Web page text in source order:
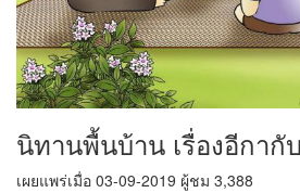
นิทานพื้นบ้าน เรื่องอีกากั
เผยแพร่เมื่อ 03-09-2019 ผู้ชม 3,388